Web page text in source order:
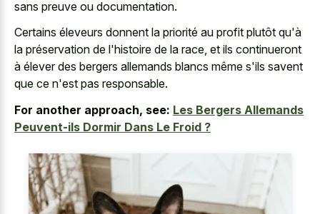
sans preuve ou documentation.
Certains éleveurs donnent la priorité au profit plutôt qu'à
la préservation de l'histoire de la race, et ils continueront
à élever des bergers allemands blancs même s'ils savent
que ce n'est pas responsable.
For another approach, see: Les Bergers Allemands
Peuvent-ils Dormir Dans Le Froid ?